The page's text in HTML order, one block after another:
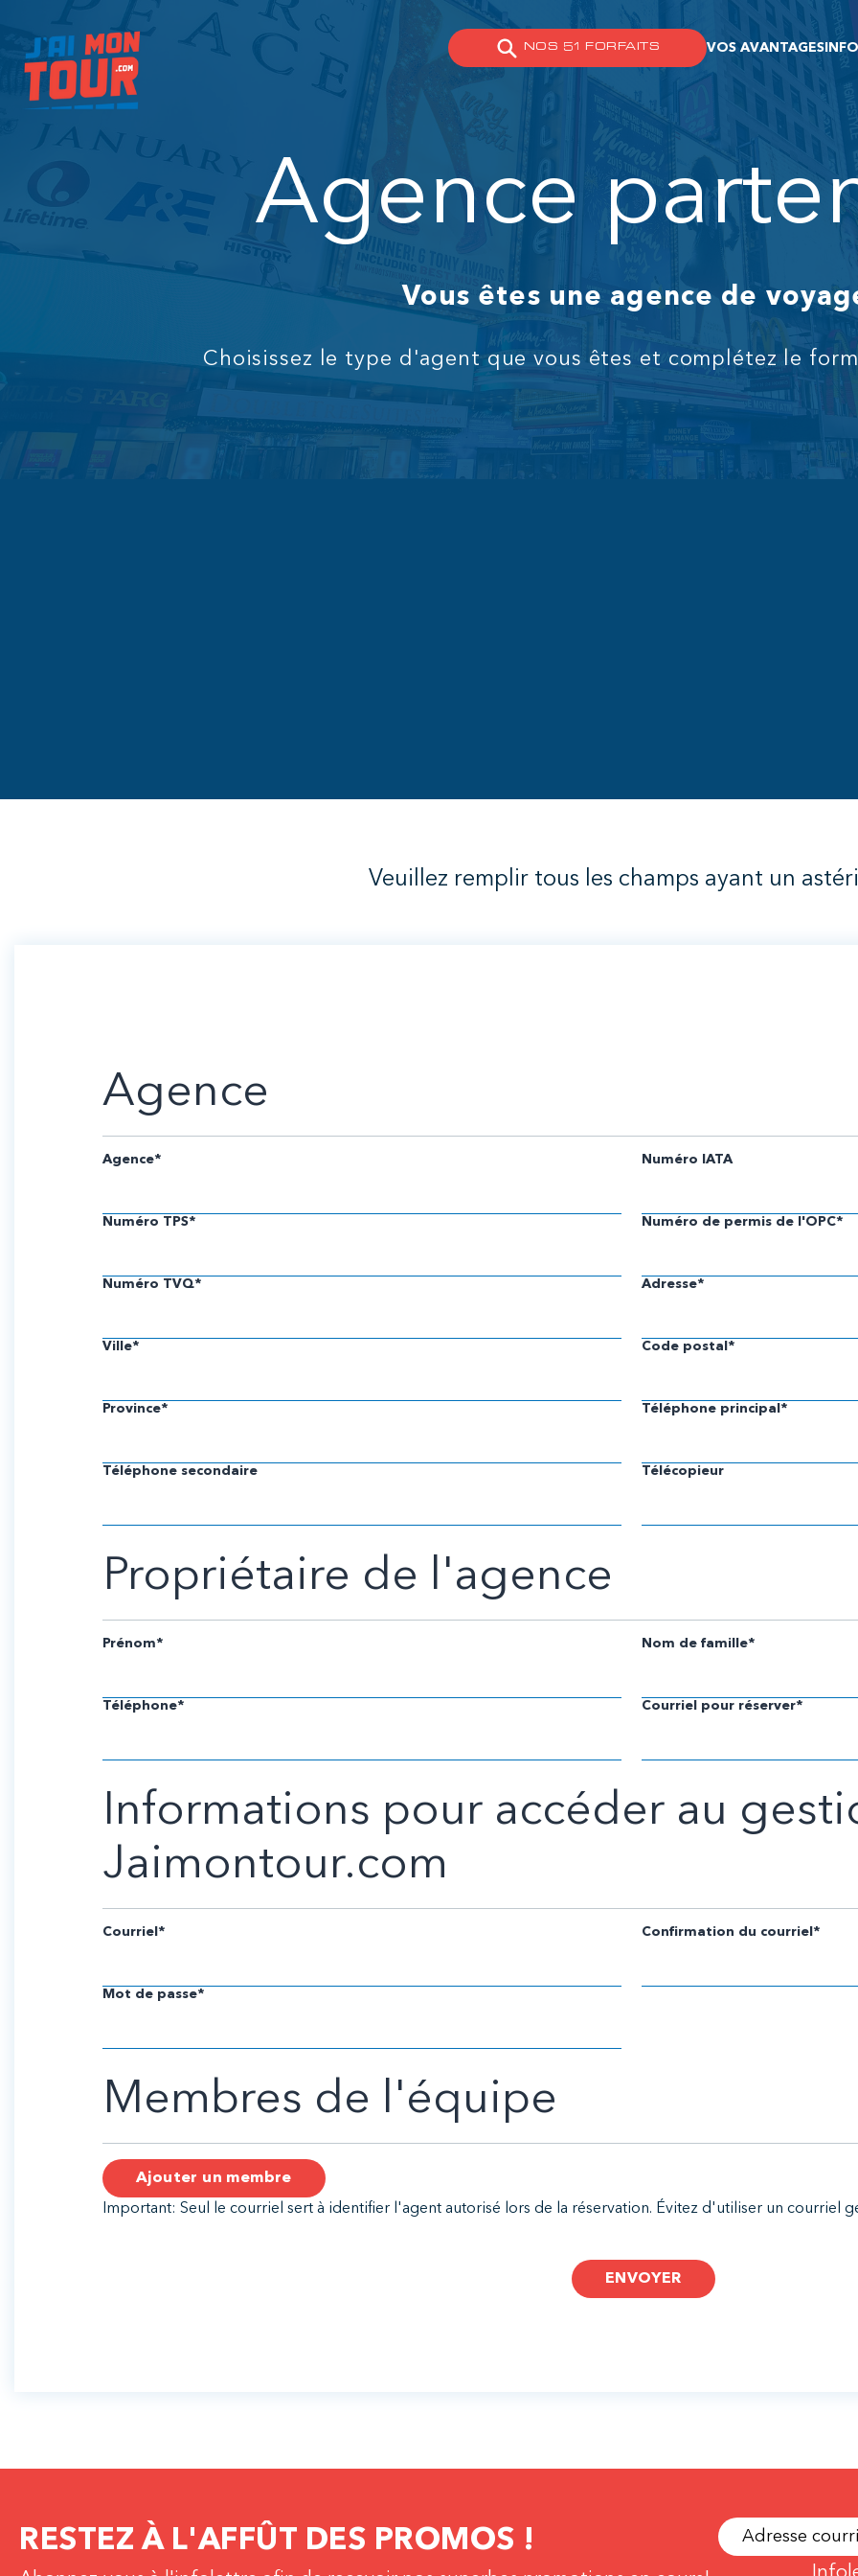
NOS 51 FORFAITS VOS AVANTAGES
Agence
Vous êtes une agence de
Choisissez le type d'agent que vous êtes et complétez le
Veuillez remplir tous les champs ayant un
Agence
Agence* Numéro IATA
Numéro TPS* Numéro de permis de l'OPC*
Numéro TVQ* Adresse*
Ville* Code postal*
Province* Téléphone principal*
Téléphone secondaire Télécopieur
Propriétaire de l'agence
Prénom* Nom de famille*
Téléphone* Courriel pour réserver*
Informations pour accéder au
Jaimontour.com
Courriel* Confirmation du courriel*
Mot de passe*
Membres de l'équipe
Ajouter un membre
Important: Seul le courriel sert à identifier l'agent autorisé lors de la réservation. Évitez d'utiliser un courriel
ENVOYER
RESTEZ À L'AFFÛT DES PROMOS !